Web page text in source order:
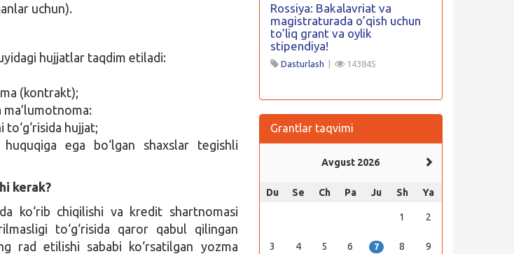
uchun).
hujjatlar taqdim etiladi:
(kontrakt);
ma’lumotnoma:
hujjat;
ega bo‘lgan shaxslar tegishli
kerak?
ko‘rib chiqilishi va kredit shartnomasi
to‘g‘risida qaror qabul qilingan
rad etilishi sababi ko‘rsatilgan yozma
Rossiya: Bakalavriat va
magistraturada o’qish uchun
to’liq grant va oylik
stipendiya!
Dasturlash 143845
Grantlar taqvimi
Avgust 2026
Du Se Ch Pa Ju Sh Ya
1 2
3 4 5 6 7 8 9